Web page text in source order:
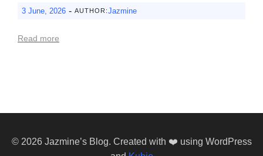
3 June, 2026 - AUTHOR:Jazmine
Read more
© 2026 Jazmine’s Blog. Created with ❤️ using WordPress